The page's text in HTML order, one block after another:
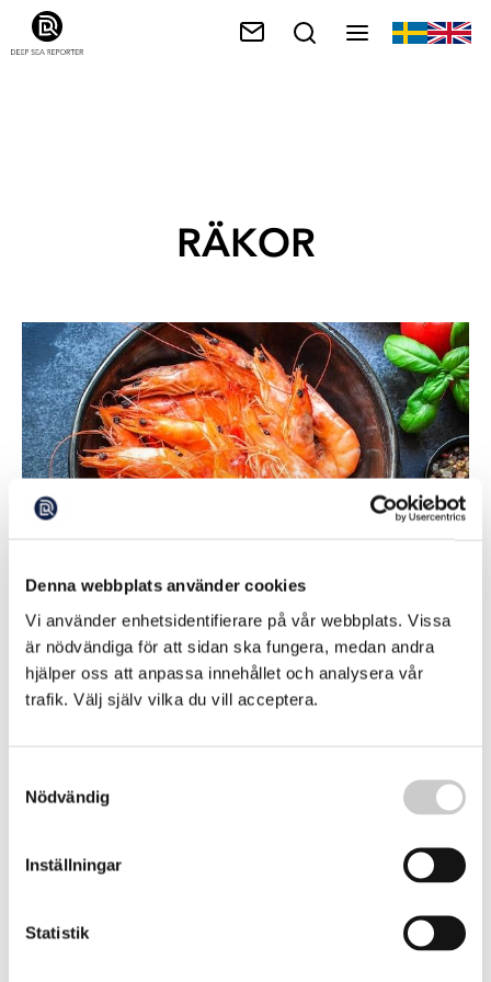
Denna webbplats använder cookies
Vi använder enhetsidentifierare på vår webbplats. Vissa
är nödvändiga för att sidan ska fungera, medan andra
hjälper oss att anpassa innehållet och analysera vår
trafik. Välj själv vilka du vill acceptera.
Nödvändig
Inställningar
Statistik
RÄKOR
Efter att räkfisket minskat under några år ökar det igen.
Nya kvoter har förhandlats fram mellan EU (Sverige och
Danmark) och Norge, vilket innebär att uttaget i
Skagerrak, Kattegatt och Nordsjön kan gå upp med 15
procent. Text: Marika Griehsel Enligt Havs- och
vattenmyndighetens utredare, Bart Adriaenssens har
2026-06-18
Så hållbar är fisken på julbordet